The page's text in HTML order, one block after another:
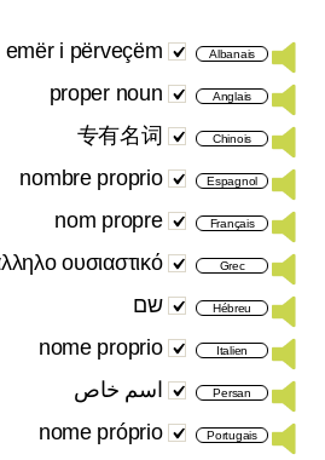
Albanais
emër i përveçëm
Anglais
proper noun
Chinois
专有名词
Espagnol
nombre proprio
Français
nom propre
Grec
ουσιαστικό
Hébreu שם
Italien
nome proprio
Persan اسم خاص
Portugais
nome próprio